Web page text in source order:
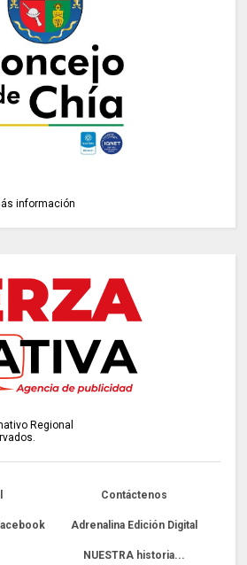
información
Regional
Contáctenos
Adrenalina Edición Digital
NUESTRA historia...